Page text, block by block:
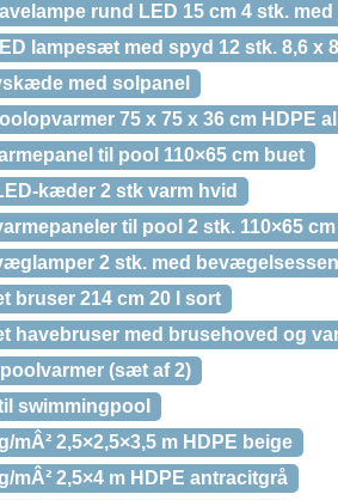
rund LED 15 cm 4 stk.
lampesæt med spyd 12 stk. 8,6 x
med solpanel
75 x 75 x 36 cm HDPE
til pool 110×65 cm buet
kæder 2 stk varm hvid
til pool 2 stk. 110×65
2 stk. med
bruser 214 cm 20 l sort
havebruser med brusehoved og
(sæt af 2)
swimmingpool
mÂ² 2,5×2,5×3,5 m HDPE beige
mÂ² 2,5×4 m HDPE antracitgrå